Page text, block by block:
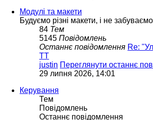
Модулі та макети
Будуємо різні макети, і не
84 Тем
5145 Повідомлень
Останнє повідомлення Re:
ТТ
justin Переглянути останнє
29 липня 2026, 14:01
Керування
Тем
Повідомлень
Останнє повідомлення